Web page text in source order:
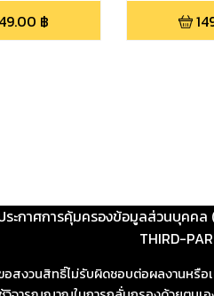
฿
ระกาศการคุ้มครองข้อมูลส่วนบุคคล
THIRD-
สงวนสิทธิ์ไม่รับผิดชอบต่อผลงานหรือ